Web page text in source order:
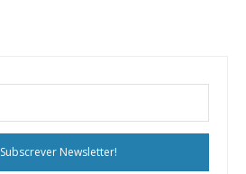
Subscrever Newsletter!